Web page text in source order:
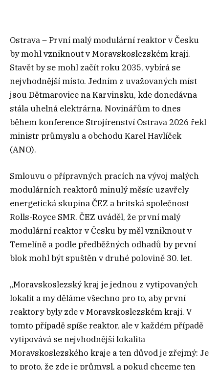
Ostrava – První malý modulární reaktor v Česku
by mohl vzniknout v Moravskoslezském kraji.
Stavět by se mohl začít roku 2035, vybírá se
nejvhodnější místo. Jedním z uvažovaných míst
jsou Dětmarovice na Karvinsku, kde donedávna
stála uhelná elektrárna. Novinářům to dnes
během konference Strojírenství Ostrava 2026 řekl
ministr průmyslu a obchodu Karel Havlíček
(ANO).
Smlouvu o přípravných pracích na vývoj malých
modulárních reaktorů minulý měsíc uzavřely
energetická skupina ČEZ a britská společnost
Rolls-Royce SMR. ČEZ uváděl, že první malý
modulární reaktor v Česku by měl vzniknout v
Temelíně a podle předběžných odhadů by první
blok mohl být spuštěn v druhé polovině 30. let.
„Moravskoslezský kraj je jednou z vytipovaných
lokalit a my děláme všechno pro to, aby první
reaktory byly zde v Moravskoslezském kraji. V
tomto případě spíše reaktor, ale v každém případě
vytipovává se nejvhodnější lokalita
Moravskoslezského kraje a ten důvod je zřejmý: Je
to proto, že zde je průmysl, a pokud chceme ten